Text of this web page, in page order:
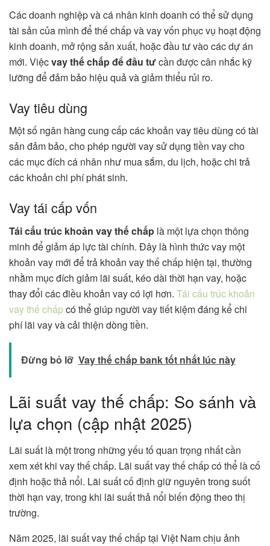
Các doanh nghiệp và cá nhân kinh doanh có thể sử dụng
tài sản của mình để thế chấp và vay vốn phục vụ hoạt động
kinh doanh, mở rộng sản xuất, hoặc đầu tư vào các dự án
mới. Việcvay thế chấp để đầu tưcần được cân nhắc kỹ
lưỡng để đảm bảo hiệu quả và giảm thiểu rủi ro.
Vay tiêu dùng
Một số ngân hàng cung cấp các khoản vay tiêu dùng có tài
sản đảm bảo, cho phép người vay sử dụng tiền vay cho
các mục đích cá nhân như mua sắm, du lịch, hoặc chi trả
các khoản chi phí phát sinh.
Vay tái cấp vốn
Tái cấu trúc khoản vay thế chấp là một lựa chọn thông
minh để giảm áp lực tài chính. Đây là hình thức vay một
khoản vay mới để trả khoản vay thế chấp hiện tại, thường
nhằm mục đích giảm lãi suất, kéo dài thời hạn vay, hoặc
thay đổi các điều khoản vay có lợi hơn. Tái cấu trúc khoản
vay thế chấpcó thể giúp người vay tiết kiệm đáng kể chi
phí lãi vay và cải thiện dòng tiền.
Đừng bỏ lỡ Vay thế chấp bank tốt nhất lúc này
Lãi suất vay thế chấp: So sánh và
lựa chọn (cập nhật 2025)
Lãi suất là một trong những yếu tố quan trọng nhất cần
xem xét khi vay thế chấp. Lãi suất vay thế chấp có thể là cố
định hoặc thả nổi. Lãi suất cố định giữ nguyên trong suốt
thời hạn vay, trong khi lãi suất thả nổi biến động theo thị
trường.
Năm 2025, lãi suất vay thế chấp tại Việt Nam chịu ảnh